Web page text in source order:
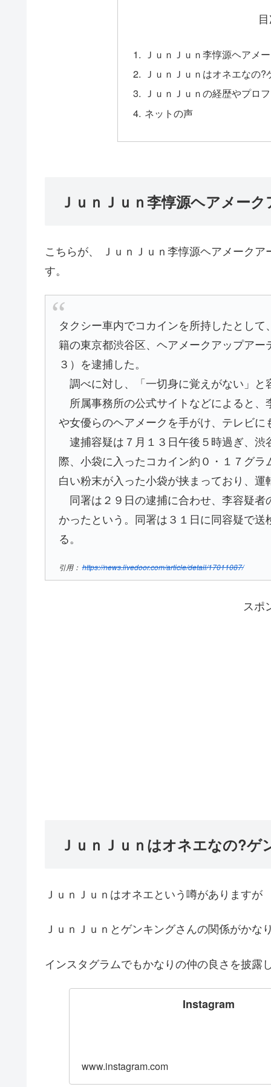
ＪｕｎＪｕｎ李惇源ヘアメ
ＪｕｎＪｕｎはオネエなの
ＪｕｎＪｕｎの経歴やプロ
ネットの声
ＪｕｎＪｕｎ李惇源ヘアメー
こちらが、 ＪｕｎＪｕｎ李惇源ヘアメーク
す。
タクシー車内でコカインを所持したとし
籍の東京都渋谷区、ヘアメークアップア
３）を逮捕した。
調べに対し、「一切身に覚えがない」と
所属事務所の公式サイトなどによると
や女優らのヘアメークを手がけ、テレビに
逮捕容疑は７月１３日午後５時過ぎ、
際、小袋に入ったコカイン約０・１７グ
白い粉末が入った小袋が挟まっており、
同署は２９日の逮捕に合わせ、李容疑
かったという。同署は３１日に同容疑で
る。
引用：https://news.livedoor.com/article/detail/17011087/
スポ
ＪｕｎＪｕｎはオネエなの?
ＪｕｎＪｕｎはオネエという噂がありますが
ＪｕｎＪｕｎとゲンキングさんの関係がかな
インスタグラムでもかなりの仲の良さを披露
Instagram
www.instagram.com